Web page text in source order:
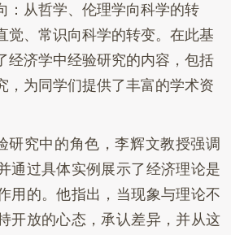
：从哲学、伦理学向科学的转
觉、常识向科学的转变。在此基
经济学中经验研究的内容，包括
，为同学们提供了丰富的学术资
研究中的角色，李辉文教授强调
通过具体实例展示了经济理论是
用的。他指出，当现象与理论不
开放的心态，承认差异，并从这